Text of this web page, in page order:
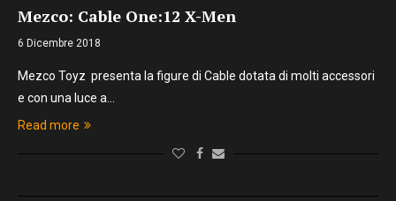
Mezco: Cable One:12 X-Men
6 Dicembre 2018
Mezco Toyz presenta la figure di Cable dotata di molti accessori
e con una luce a…
Read more